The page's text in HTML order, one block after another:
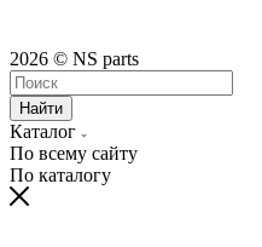
2026 © NS parts
Найти
Каталог
По всему сайту
По каталогу